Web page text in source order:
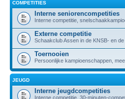
COMPETITIES
Interne seniorencompetities
Interne competitie,
Externe competitie
Schaakclub Assen in de KNSB- en
Toernooien
Persoonlijke kampioenschappen,
JEUGD
Interne jeugdcompetities
Interne competitie, 30-minuten-